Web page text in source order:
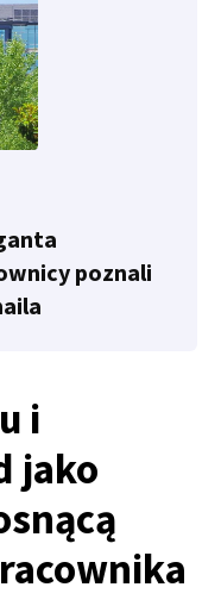
poznali
i
jako